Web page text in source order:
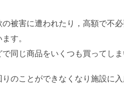
の被害に遭われたり，高額で不
す。
で同じ商品をいくつも買ってし
りのことができなくなり施設に